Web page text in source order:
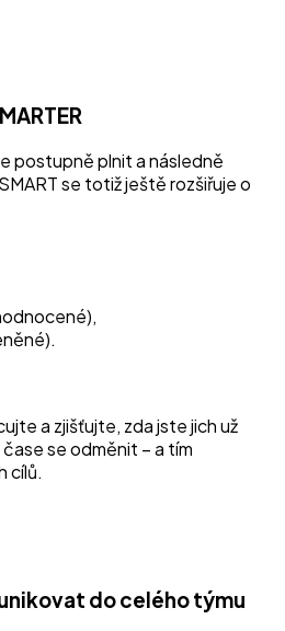
postupně plnit a následně
se totiž ještě rozšiřuje o
a zjišťujte, zda jste jich už
se odměnit – a tím
cílů.
do celého týmu